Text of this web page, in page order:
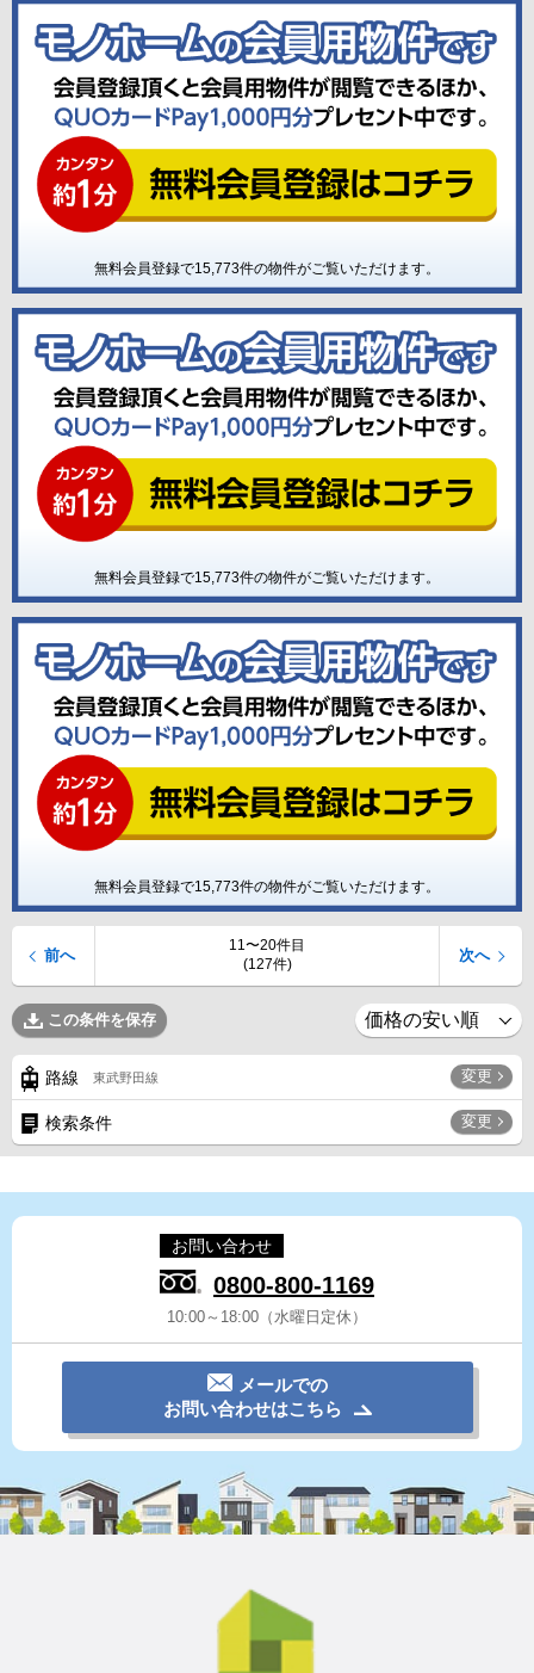
無料会員登録で15,773件の物件がご覧いただけます。
無料会員登録で15,773件の物件がご覧いただけます。
無料会員登録で15,773件の物件がご覧いただけます。
11〜20件目
(127件)
前へ 次へ
この条件を保存
路線 東武野田線 変更
検索条件 変更
お問い合わせ
0800-800-1169
10:00～18:00（水曜日定休）
メールでの
お問い合わせはこちら